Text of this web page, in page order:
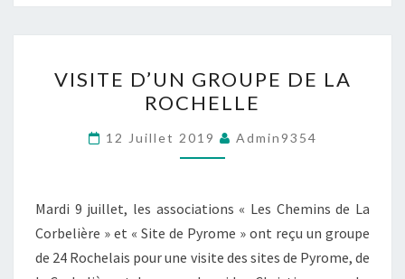
D’UN
GROUPE
DE
LA
VISITE D’UN GROUPE DE LA
ROCHELLE
12 Juillet 2019 Admin9354
Mardi 9 juillet, les associations « Les Chemins de La
Corbelière » et « Site de Pyrome » ont reçu un groupe
de 24 Rochelais pour une visite des sites de Pyrome, de